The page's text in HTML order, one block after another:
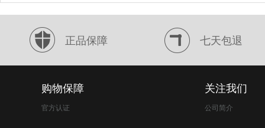
正品保障 七天包退
购物保障
官方认证
关注我们
公司简介